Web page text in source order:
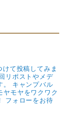
けて投稿してみま
リポストやメデ
キャンプバル
ヤモヤをワクワク
フォローをお待